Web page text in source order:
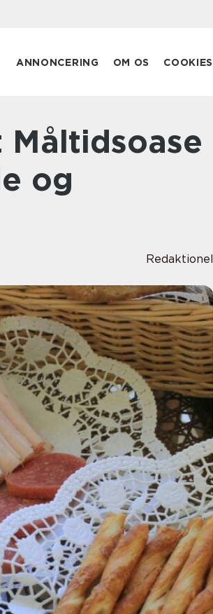
ANNONCERING OM OS COOKIES
og
Redaktionel